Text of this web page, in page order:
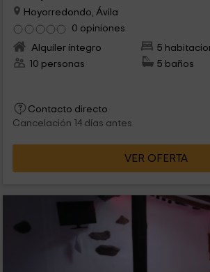
Hoyorredondo, Ávila
0 opiniones
Alquiler íntegro
5
10 personas
5 baños
Contacto directo
Cancelación 14 días antes
VER OFERTA